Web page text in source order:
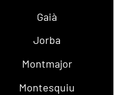
Gaià
Jorba
Montmajor
Montesquiu